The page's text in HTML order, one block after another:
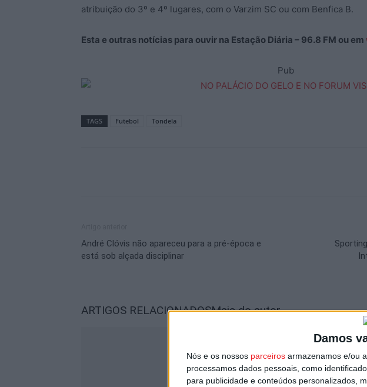
Damos
Nós e os nossos parceiros armazenamos e/ou
processamos dados pessoais, como
para publicidade e conteúdos personalizados,
atribuição do 3º e 4º lugares, com o Varzim SC ou com Benfica B.
Esta e outras notícias para ouvir na Estação Diária – 96.8 FM ou em
Pub
TAGS Futebol Tondela
André Clóvis não apareceu para a pré-época e
está sob alçada disciplinar
ARTIGOS RELACIONADOSMais do autor